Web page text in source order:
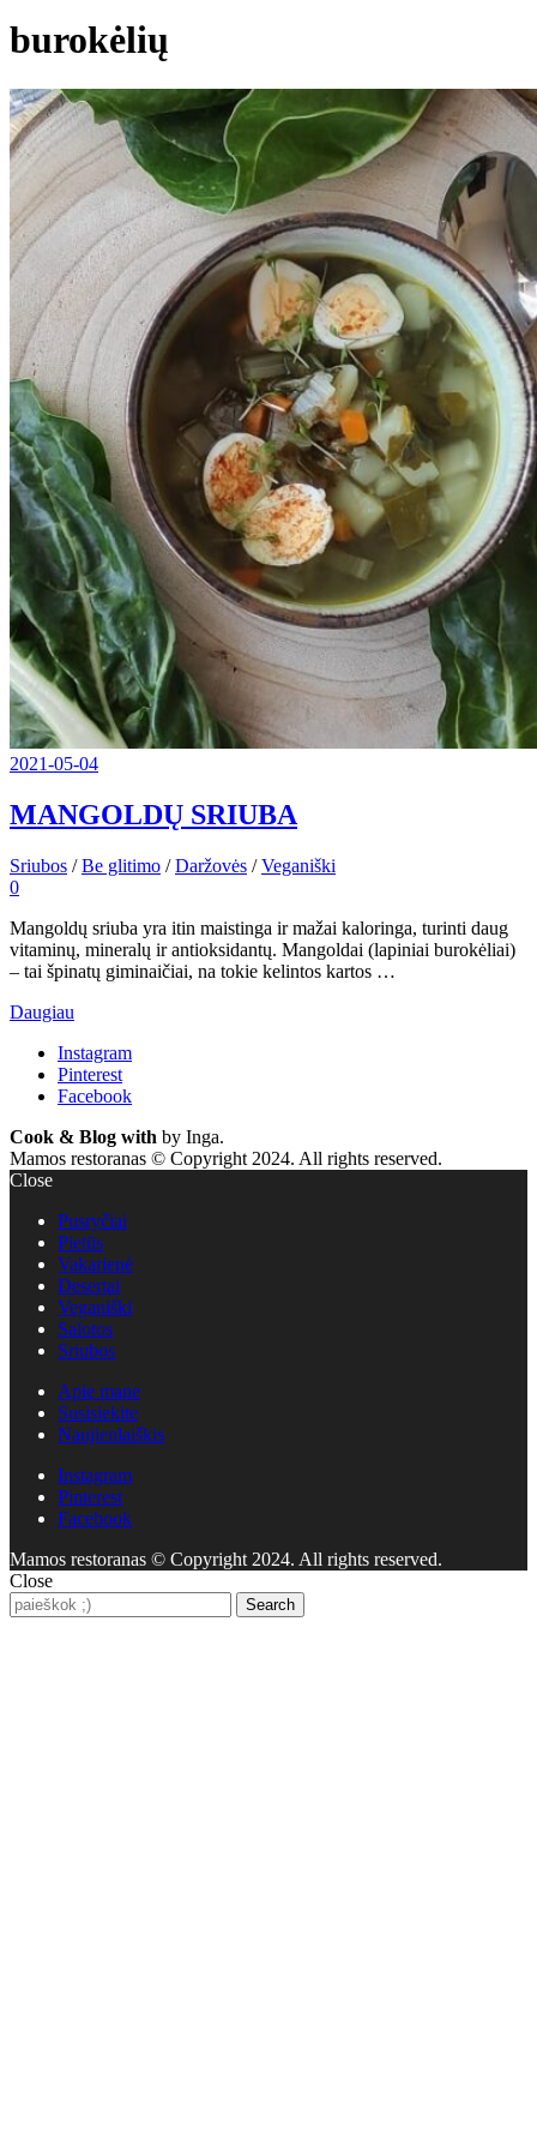
burokėlių
2021-05-04
MANGOLDŲ SRIUBA
Sriubos /Be glitimo /Daržovės /Veganiški
0
Mangoldų sriuba yra itin maistinga ir mažai kaloringa, turinti daug
vitaminų, mineralų ir antioksidantų. Mangoldai (lapiniai burokėliai)
– tai špinatų giminaičiai, na tokie kelintos kartos …
Daugiau
Instagram
Pinterest
Facebook
Cook & Blog with by Inga.
Mamos restoranas © Copyright 2024. All rights reserved.
Close
Pusryčiai
Pietūs
Vakarienė
Desertai
Veganiški
Salotos
Sriubos
Apie mane
Susisiekite
Naujienlaiškis
Instagram
Pinterest
Facebook
Mamos restoranas © Copyright 2024. All rights reserved.
Close
Search
for:
Search